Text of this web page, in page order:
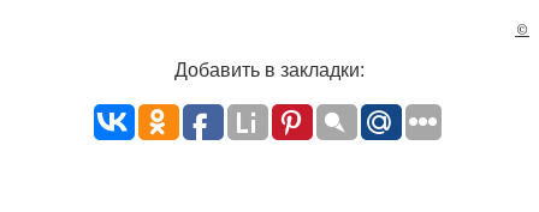
©
Добавить в закладки: